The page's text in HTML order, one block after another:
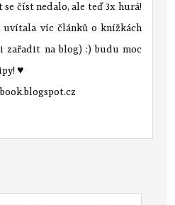
číst nedalo, ale teď 3x hurá!
uvítala víc článků o knížkách
zařadit na blog) :) budu moc
♥